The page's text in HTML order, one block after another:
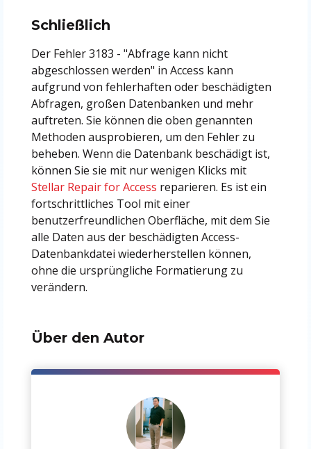
Schließlich
Der Fehler 3183 - "Abfrage kann nicht
abgeschlossen werden" in Access kann
aufgrund von fehlerhaften oder beschädigten
Abfragen, großen Datenbanken und mehr
auftreten. Sie können die oben genannten
Methoden ausprobieren, um den Fehler zu
beheben. Wenn die Datenbank beschädigt ist,
können Sie sie mit nur wenigen Klicks mit
Stellar Repair for Access reparieren. Es ist ein
fortschrittliches Tool mit einer
benutzerfreundlichen Oberfläche, mit dem Sie
alle Daten aus der beschädigten Access-
Datenbankdatei wiederherstellen können,
ohne die ursprüngliche Formatierung zu
verändern.
Über den Autor